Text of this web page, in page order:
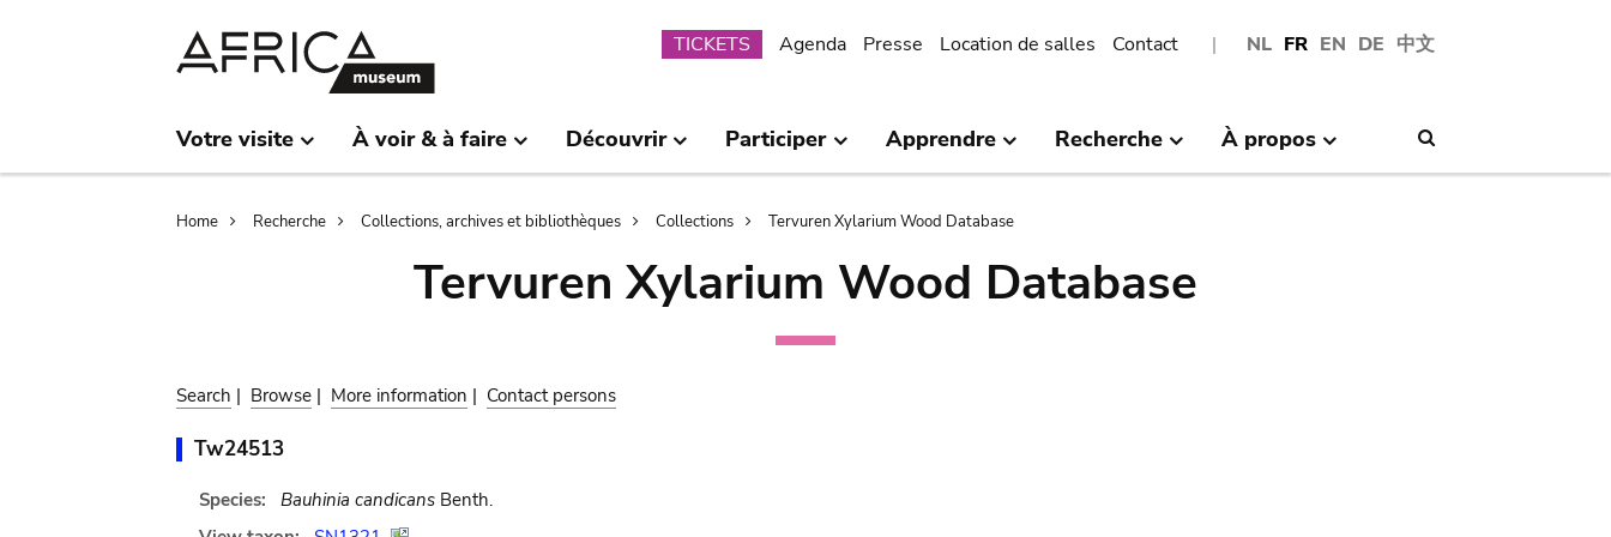
NL FR EN DE 中文
Submenu
TICKETS Agenda Presse Location de salles Contact
Votre visite À voir & à faire Découvrir Participer Apprendre Recherche À propos
Breadcrumb
Home Recherche Collections, archives et bibliothèques Collections Tervuren Xylarium Wood Database
Tervuren Xylarium Wood Database
Search | Browse | More information | Contact persons
Tw24513
Species: Bauhinia candicansBenth.